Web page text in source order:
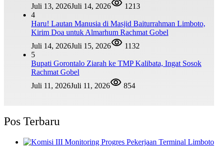
Juli 13, 2026Juli 14, 2026
1213
4
Haru! Lautan Manusia di Masjid Baiturrahman Limboto,
Kirim Doa untuk Almarhum Rachmat Gobel
Juli 14, 2026Juli 15, 2026
1132
5
Bupati Gorontalo Ziarah ke TMP Kalibata, Ingat Sosok
Rachmat Gobel
Juli 11, 2026Juli 11, 2026 854
Pos Terbaru